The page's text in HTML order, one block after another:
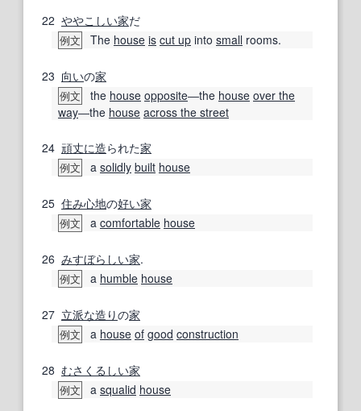
22 ややこしい家だ
例文 The house is cut up into small rooms.
23 向いの家
例文 the house opposite―the house over the
way―the house across the street
24 頑丈に造られた家
例文 a solidly built house
25 住み心地の好い家
例文 a comfortable house
26 みすぼらしい家.
例文 a humble house
27 立派な造りの家
例文 a house of good construction
28 むさくるしい家
例文 a squalid house